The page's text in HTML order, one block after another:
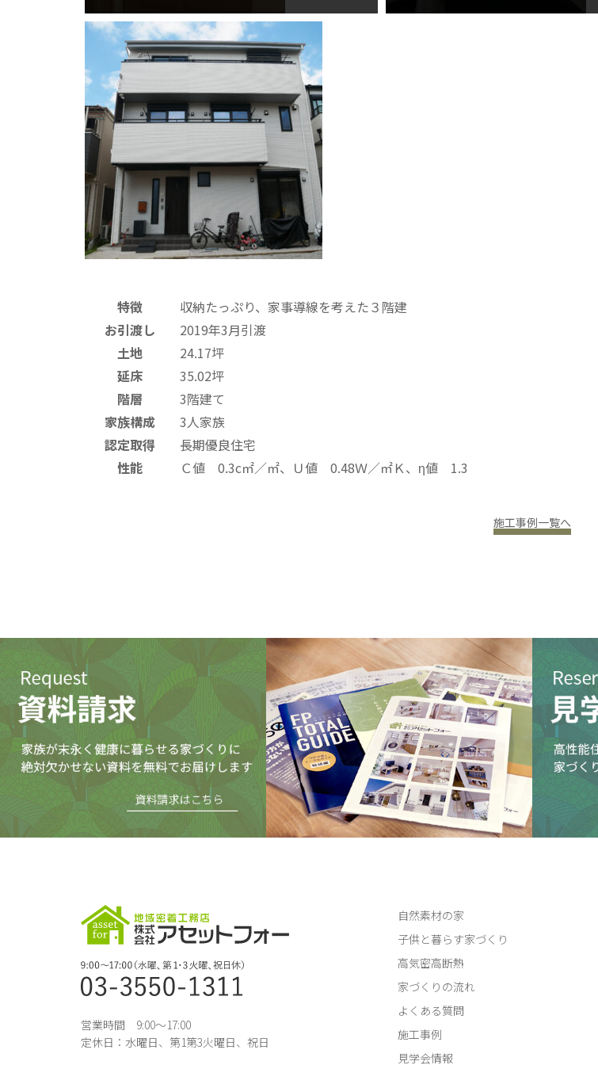
特徴
収納たっぷり、家事導線を考えた３階建
お引渡し
2019年3月引渡
土地
24.17坪
延床
35.02坪
階層
3階建て
家族構成
3人家族
認定取得
長期優良住宅
性能
Ｃ値 0.3c㎡／㎡、Ｕ値 0.48Ｗ／㎡Ｋ、η値 1.3
施工事例一覧へ
営業時間 9:00～17:00
定休日：水曜日、第1第3火曜日、祝日
自然素材の家
子供と暮らす家づくり
高気密高断熱
家づくりの流れ
よくある質問
施工事例
見学会情報